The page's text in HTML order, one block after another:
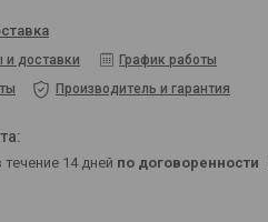
и доставки
График работы
Производитель и гарантия
течение 14 дней по договоренности